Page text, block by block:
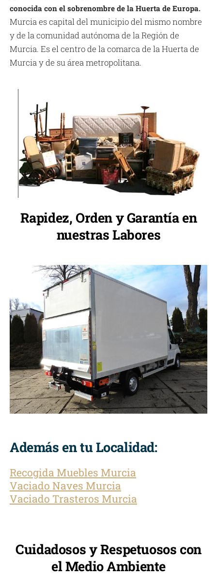
conocida con el sobrenombre de la Huerta de Europa.
Murcia es capital del municipio del mismo nombre
y de la comunidad autónoma de la Región de
Murcia. Es el centro de la comarca de la Huerta de
Murcia y de su área metropolitana.
Rapidez, Orden y Garantía en
nuestras Labores
Además en tu Localidad:
Recogida Muebles Murcia
Vaciado Naves Murcia
Vaciado Trasteros Murcia
Cuidadosos y Respetuosos con
el Medio Ambiente